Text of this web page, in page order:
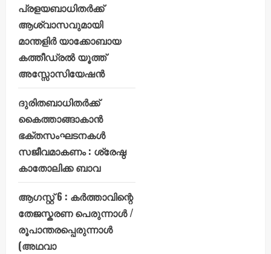
പ്രളയബാധിതർക്ക്
ആശ്വാസവുമായി
മാന്തളിർ യാക്കോബായ
കത്തീഡ്രൽ യൂത്ത്
അസ്സോസിയേഷൻ
ദുരിതബാധിതർക്ക്
കൈത്താങ്ങാകാൻ
ഭക്തസംഘടനകൾ
സജീവമാകണം : ശ്രേഷ്ഠ
കാതോലിക്ക ബാവ
ആഗസ്റ്റ് 6 : കർത്താവിന്റെ
തേജസ്കരണ പെരുന്നാൾ /
രൂപാന്തരപ്പെരുന്നാൾ
(അഥവാ